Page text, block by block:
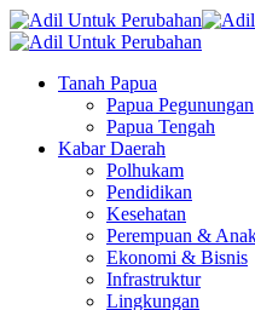
Tanah Papua
Papua Pegunungan
Papua Tengah
Kabar Daerah
Polhukam
Pendidikan
Kesehatan
Perempuan &
Ekonomi & Bisnis
Infrastruktur
Lingkungan